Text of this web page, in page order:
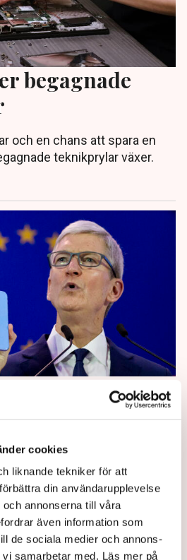
cookies
liknande tekniker för att
din användarupplevelse
annonserna till våra
även information som
de sociala medier och annons-
samarbetar med. Läs mer på
begagnade
och en chans att spara en
teknikprylar växer.
hamna på
vill hamna på EU:s nya
enligt Financial Times.
EU-håll.